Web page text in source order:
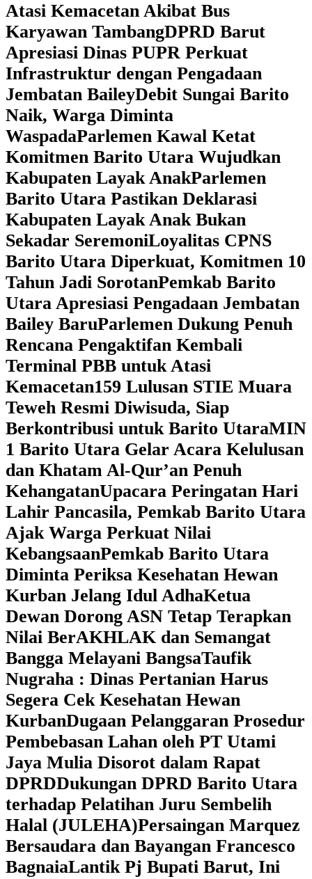
Atasi Kemacetan Akibat Bus
Karyawan TambangDPRD Barut
Apresiasi Dinas PUPR Perkuat
Infrastruktur dengan Pengadaan
Jembatan BaileyDebit Sungai Barito
Naik, Warga Diminta
WaspadaParlemen Kawal Ketat
Komitmen Barito Utara Wujudkan
Kabupaten Layak AnakParlemen
Barito Utara Pastikan Deklarasi
Kabupaten Layak Anak Bukan
Sekadar SeremoniLoyalitas CPNS
Barito Utara Diperkuat, Komitmen 10
Tahun Jadi SorotanPemkab Barito
Utara Apresiasi Pengadaan Jembatan
Bailey BaruParlemen Dukung Penuh
Rencana Pengaktifan Kembali
Terminal PBB untuk Atasi
Kemacetan159 Lulusan STIE Muara
Teweh Resmi Diwisuda, Siap
Berkontribusi untuk Barito UtaraMIN
1 Barito Utara Gelar Acara Kelulusan
dan Khatam Al-Qur’an Penuh
KehangatanUpacara Peringatan Hari
Lahir Pancasila, Pemkab Barito Utara
Ajak Warga Perkuat Nilai
KebangsaanPemkab Barito Utara
Diminta Periksa Kesehatan Hewan
Kurban Jelang Idul AdhaKetua
Dewan Dorong ASN Tetap Terapkan
Nilai BerAKHLAK dan Semangat
Bangga Melayani BangsaTaufik
Nugraha : Dinas Pertanian Harus
Segera Cek Kesehatan Hewan
KurbanDugaan Pelanggaran Prosedur
Pembebasan Lahan oleh PT Utami
Jaya Mulia Disorot dalam Rapat
DPRDDukungan DPRD Barito Utara
terhadap Pelatihan Juru Sembelih
Halal (JULEHA)Persaingan Marquez
Bersaudara dan Bayangan Francesco
BagnaiaLantik Pj Bupati Barut, Ini